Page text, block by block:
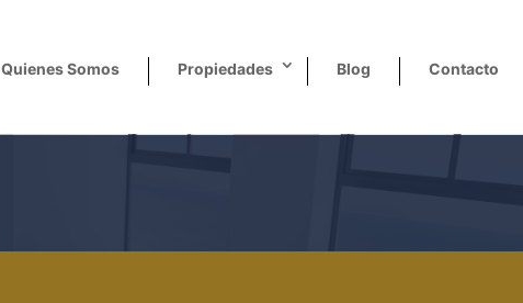
Quienes Somos Propiedades Blog Contacto